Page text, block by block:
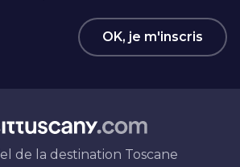
OK, je m'inscris
de la destination Toscane